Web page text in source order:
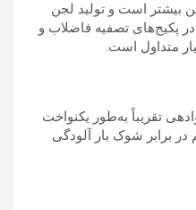
بیشتر است و تولید لجن
پکیج‌های تصفیه فاضلاب و
متداول است.
تقریباً به‌طور یکنواخت
برابر شوک بار آلودگی